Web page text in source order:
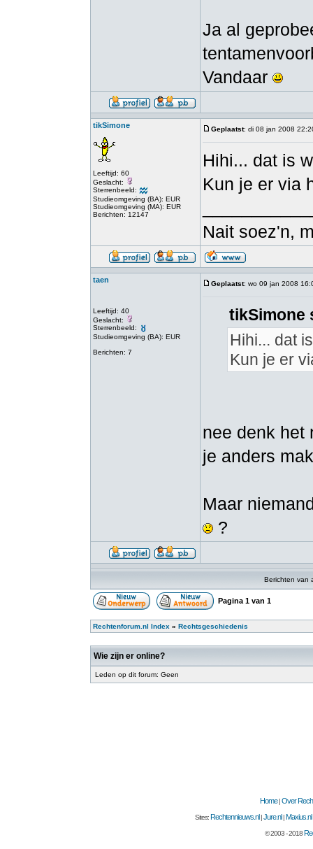
Ja al
Vandaar
tikSimone
Leeftijd: 60
Geslacht:
Sterrenbeeld:
Studieomgeving (BA): EUR
Studieomgeving (MA): EUR
Berichten: 12147
Geplaatst: di 08 jan 2008
Hihi... dat is
Kun je er via
Nait soez'n,
taen
Leeftijd: 40
Geslacht:
Sterrenbeeld:
Studieomgeving (BA): EUR
Berichten: 7
Geplaatst: wo 09 jan 2008
tikSimone
Hihi... dat
Kun je er
nee denk het
je anders
Maar
?
Berichten van
Pagina 1 van 1
Rechtenforum.nl Index » Rechtsgeschiedenis
Wie zijn er online?
Leden op dit forum: Geen
Home|Over
Sites:Rechtennieuws.nl |Jure.nl |Maxius.nl
© 2003 - 2018